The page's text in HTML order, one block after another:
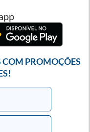
COM PROMOÇÕES